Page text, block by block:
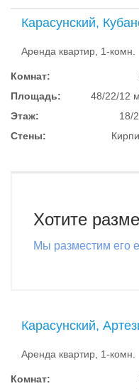
Карасунский,
Аренда квартир, 1-комн.
Комнат:
Площадь:
48/22/12
Этаж:
18/
Стены:
Хотите
Мы разместим его
Карасунский,
Аренда квартир, 1-комн.
Комнат: